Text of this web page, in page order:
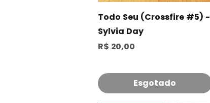
Visualização rápida
Todo Seu (Crossfire #5) -
Sylvia Day
Preço
R$ 20,00
Esgotado